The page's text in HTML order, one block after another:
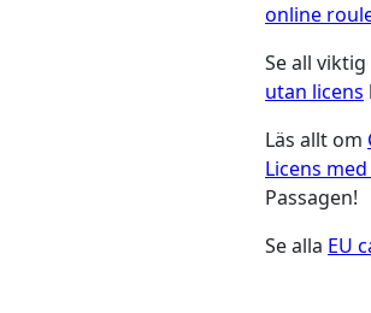
online
Se all
utan licens
Läs allt om
Licens
Passagen!
Se alla EU